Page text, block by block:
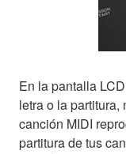
En la pantalla
letra o la
canción MIDI
partitura de tus